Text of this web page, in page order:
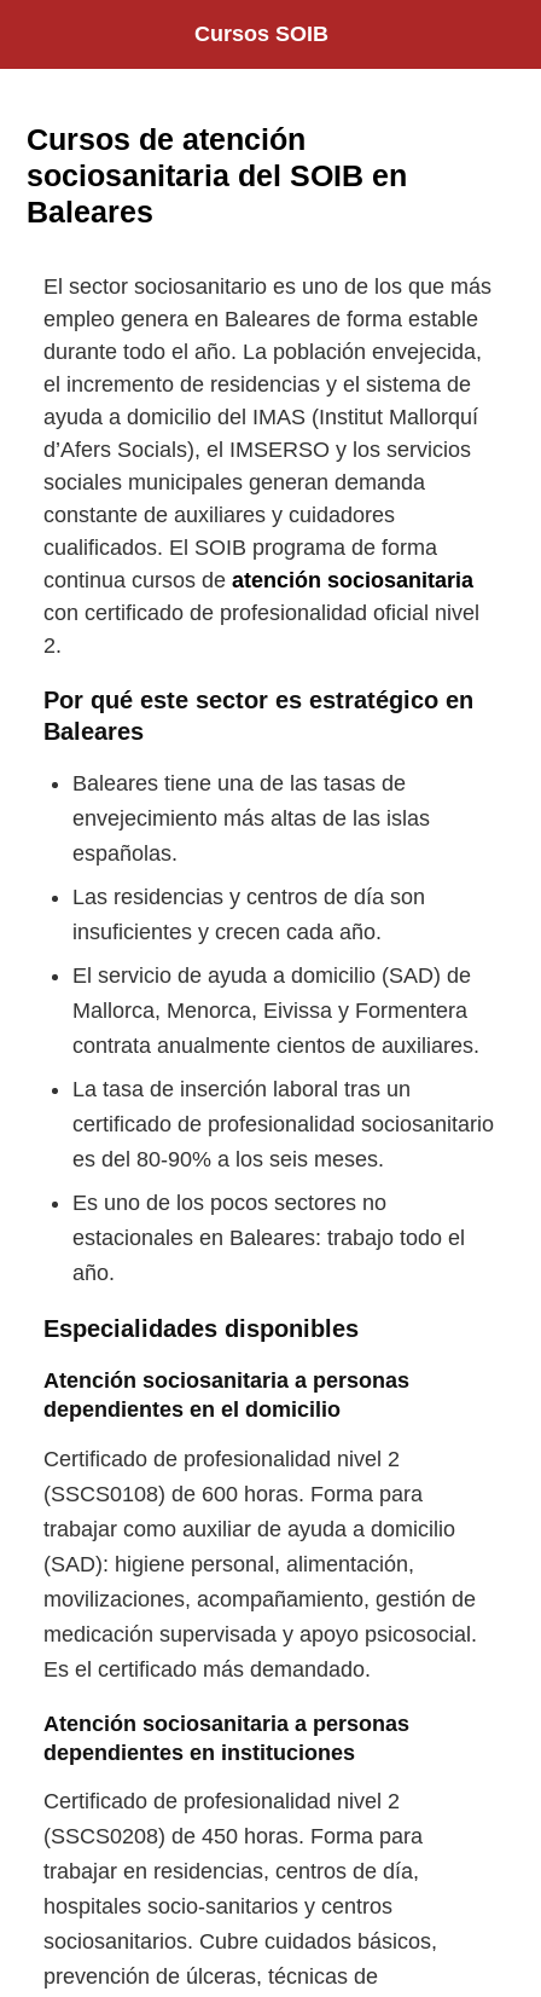
Cursos SOIB
Cursos de atención
sociosanitaria del SOIB en
Baleares
El sector sociosanitario es uno de los que más
empleo genera en Baleares de forma estable
durante todo el año. La población envejecida,
el incremento de residencias y el sistema de
ayuda a domicilio del IMAS (Institut Mallorquí
d’Afers Socials), el IMSERSO y los servicios
sociales municipales generan demanda
constante de auxiliares y cuidadores
cualificados. El SOIB programa de forma
continua cursos de atención sociosanitaria
con certificado de profesionalidad oficial nivel
2.
Por qué este sector es estratégico en
Baleares
Baleares tiene una de las tasas de
envejecimiento más altas de las islas
españolas.
Las residencias y centros de día son
insuficientes y crecen cada año.
El servicio de ayuda a domicilio (SAD) de
Mallorca, Menorca, Eivissa y Formentera
contrata anualmente cientos de auxiliares.
La tasa de inserción laboral tras un
certificado de profesionalidad sociosanitario
es del 80-90% a los seis meses.
Es uno de los pocos sectores no
estacionales en Baleares: trabajo todo el
año.
Especialidades disponibles
Atención sociosanitaria a personas
dependientes en el domicilio
Certificado de profesionalidad nivel 2
(SSCS0108) de 600 horas. Forma para
trabajar como auxiliar de ayuda a domicilio
(SAD): higiene personal, alimentación,
movilizaciones, acompañamiento, gestión de
medicación supervisada y apoyo psicosocial.
Es el certificado más demandado.
Atención sociosanitaria a personas
dependientes en instituciones
Certificado de profesionalidad nivel 2
(SSCS0208) de 450 horas. Forma para
trabajar en residencias, centros de día,
hospitales socio-sanitarios y centros
sociosanitarios. Cubre cuidados básicos,
prevención de úlceras, técnicas de